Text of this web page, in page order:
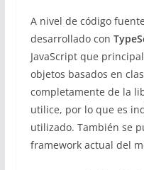
A nivel de código
desarrollado con
JavaScript que
objetos basados en
completamente de la
utilice, por lo que es
utilizado. También se
framework actual del